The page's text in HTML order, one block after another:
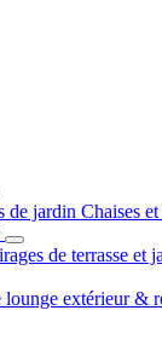
de jardin Chaises
de terrasse et
lounge extérieur &